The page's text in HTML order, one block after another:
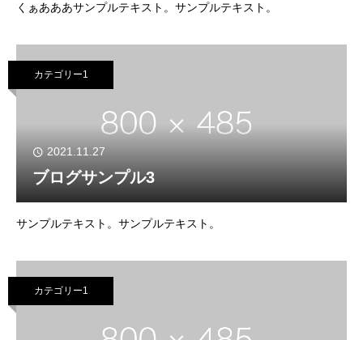
くぁあああサンプルテキスト。サンプルテキスト。
カテゴリー1
2021.11.27
ブログサンプル3
サンプルテキスト。サンプルテキスト。
カテゴリー1